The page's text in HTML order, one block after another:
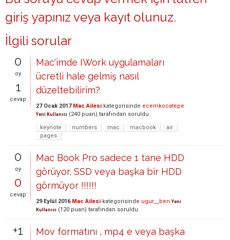
giriş yapınız veya kayıt olunuz.
İlgili sorular
0
oy
1
cevap
Mac'imde IWork uygulamaları
ücretli hale gelmiş nasıl
düzeltebilirim?
27 Ocak 2017 Mac Ailesi kategorisinde ecemkocatepe
Yeni Kullanıcı (240 puan) tarafından soruldu
keynote
numbers mac macbook
air
pages
0
oy
0
cevap
Mac Book Pro sadece 1 tane HDD
görüyor, SSD veya başka bir HDD
görmüyor !!!!!!
29 Eylül 2016 Mac Ailesi kategorisinde ugur__ben Yeni
Kullanıcı (120 puan) tarafından soruldu
+1 Mov formatını , mp4 e veya başka